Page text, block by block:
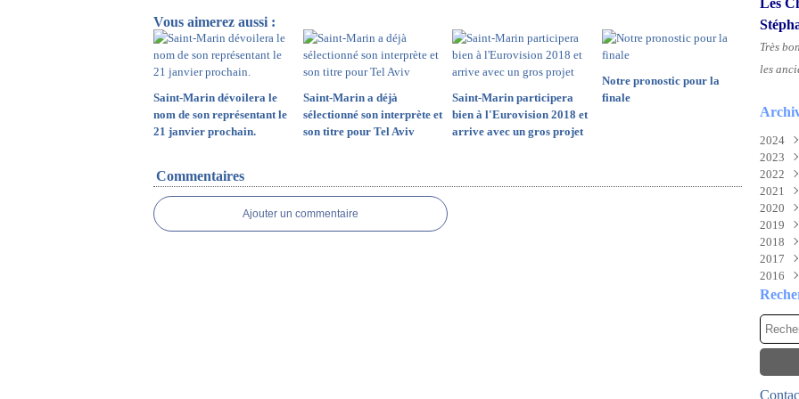
Vous aimerez aussi :
Saint-Marin dévoilera le
nom de son représentant le
21 janvier prochain.
Saint-Marin a déjà
sélectionné son interprète et
son titre pour Tel Aviv
Saint-Marin participera
bien à l'Eurovision 2018 et
arrive avec un gros projet
Notre pronostic pour la
finale
Commentaires
Ajouter un commentaire
Les
Très
les
2024
Août
Juin
Mai
2023
2022
Mai
Mars
2021
Août
2020
Mai
2019
Mai
2018
Mai
2017
Juin
Mai
2016
Juin